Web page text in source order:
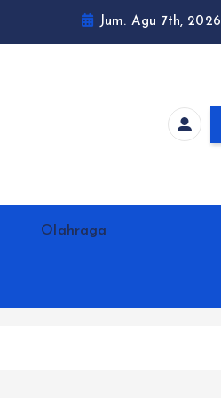
Jum. Agu 7th, 2026
Olahraga